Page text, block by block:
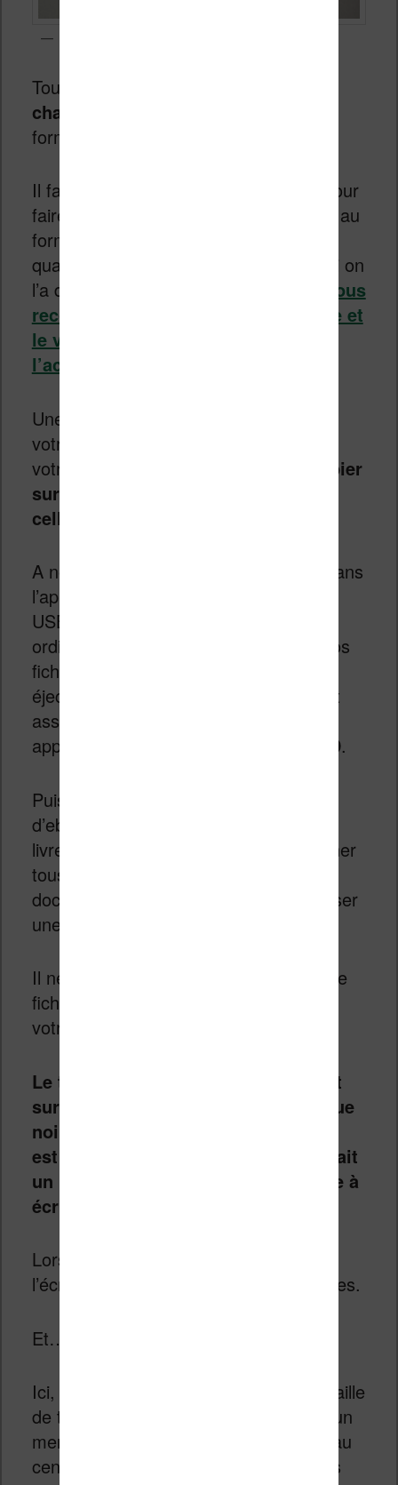
Tout d’abord,
charge que le format TXT
format EPUB supporté donc !
Il faut alors utiliser le logiciel
pour
faire une conversion d’un fichier EPUB au
format TXT. Si c’est ennuyeux, c’est
quand même assez simple à réaliser si on
l’a déjà fait. Si ce n’est pas le cas,
je vous
recommande la lecture de cet article et
le visionnage de la vidéo qui
l’accompagne
Une fois que le précieux fichier TXT de
votre roman préféré est disponible sur
votre ordinateur,
il faut ensuite le copier
sur la carte micro-SD, puis insérer
celle-ci dans l’appareil
A noter que lorsque la carte est déjà dans
l’appareil, vous pouvez utiliser le port
USB-C pour la connecter à votre
ordinateur. Vous pourrez alors gérer vos
fichiers depuis l’ordinateur sans avoir à
éjecter la carte de la liseuse, ce qui est
assez pratique et transforme aussi cet
appareil en
lecteur de carte micro-SD.
Puis, on utilise la fonction de lecture
d’ebook. Si vous venez d’ajouter des
livres, la mini-liseuse chinoise va scanner
tous vos fichiers pour trouver vos
documents TXT et ensuite vous proposer
une liste.
Il ne vous reste plus qu’à appuyer sur le
fichier de votre choix pour commencer
votre lecture.
Le texte s’affiche alors correctement
sur le petit écran à encre électronique
noir et blanc. La police de caractère
est du type « courrier » et le rendu fait
un peu penser à celui d’une machine à
écrire antique.
Lorsque l’on appuie sur les bords de
l’écran, cela permet de tourner les pages.
Et…
Ici, on a pas de choix de la police, de taille
de texte ou de dictionnaire. Il y a bien un
menu qui apparait lorsque l’on appuie au
centre de l’écran. On peut y trouver les